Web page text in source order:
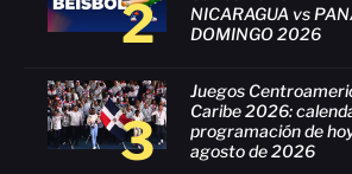
2
NICARAGUA vs
DOMINGO 2026
3
Juegos
Caribe 2026:
programación de
agosto de 2026